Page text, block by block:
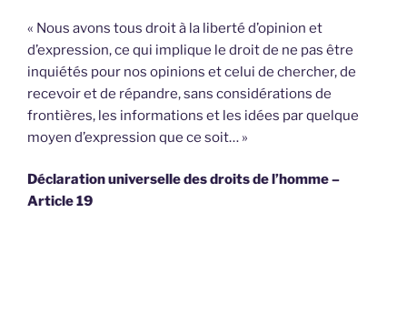
« Nous avons tous droit à la liberté d’opinion et
d’expression, ce qui implique le droit de ne pas être
inquiétés pour nos opinions et celui de chercher, de
recevoir et de répandre, sans considérations de
frontières, les informations et les idées par quelque
moyen d’expression que ce soit… »
Déclaration universelle des droits de l’homme –
Article 19